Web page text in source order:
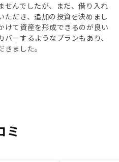
せんでしたが、まだ、借り入れ
だき、追加の投資を決めまし
けて資産を形成できるのが良い
ーするようなプランもあり、
ました。
ミ